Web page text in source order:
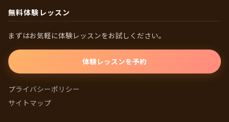
無料体験レッスン
まずはお気軽に体験レッスンをお試しください。
体験レッスンを予約
プライバシーポリシー
サイトマップ